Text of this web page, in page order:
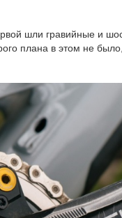
шли гравийные и
плана в этом не